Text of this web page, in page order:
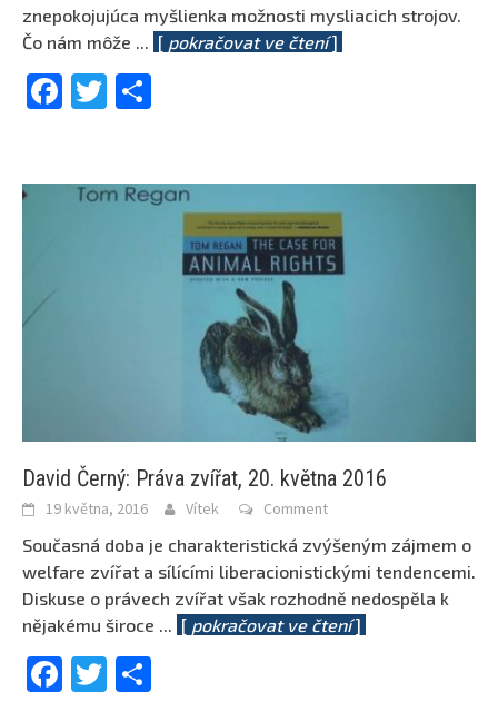
znepokojujúca myšlienka možnosti mysliacich strojov.
Čo nám môže
[ pokračovat ve čtení]
Facebook
Twitter
David Černý: Práva zvířat, 20. května 2016
19 května, 2016 Vítek Comment
Současná doba je charakteristická zvýšeným zájmem o
welfare zvířat a sílícími liberacionistickými tendencemi.
Diskuse o právech zvířat však rozhodně nedospěla k
nějakému široce
[ pokračovat ve čtení]
Facebook
Twitter